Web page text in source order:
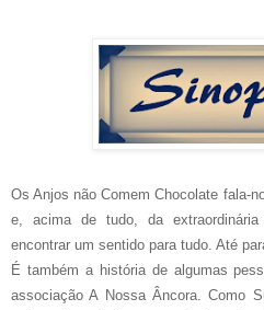
Os Anjos não Comem Chocolate fala-
e, acima de tudo, da
encontrar um sentido para tudo. Até
É também a história de algumas
associação A Nossa Âncora. Como